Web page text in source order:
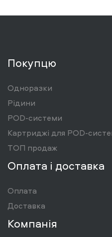
Покупцю
Одноразки
Рідини
POD-системи
Картриджі для POD-
ТОП продаж
Оплата і доставка
Оплата
Доставка
Компанія